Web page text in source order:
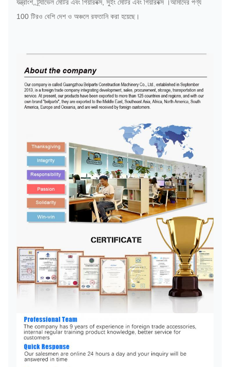
যন্ত্রাংশ, ট্র্যাভেল মোটর এবং গিয়ারবক্স, সুইং মোটর এবং গিয়ারবক্স ।আমাদের পণ্য
100 টিরও বেশি দেশ ও অঞ্চলে রফতানি করা হয়েছে।